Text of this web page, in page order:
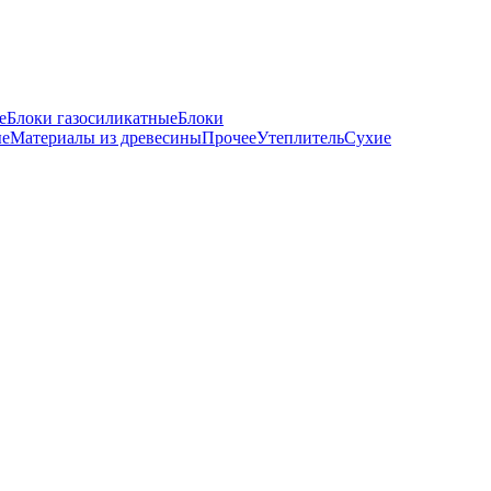
Блоки газосиликатныеБлоки
Материалы из древесиныПрочееУтеплительСухие